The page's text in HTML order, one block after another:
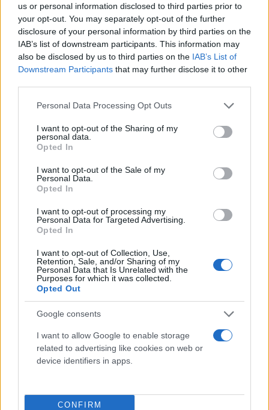
us or personal information disclosed to third parties prior to
your opt-out. You may separately opt-out of the further
disclosure of your personal information by third parties on the
IAB’s list of downstream participants. This information may
also be disclosed by us to third parties on the IAB’s List of
Downstream Participants that may further disclose it to other
Please note that this website/app uses one or more Google
not limited to your visit or usage behaviour. You may click to
grant or deny consent to Google and its third-party tags to
use your data for below specified purposes in below Google
consent section.
Personal Data Processing Opt Outs
I want to opt-out of the Sharing of my
personal data.
Opted In
I want to opt-out of the Sale of my
Personal Data.
Opted In
I want to opt-out of processing my
Personal Data for Targeted Advertising.
Opted In
I want to opt-out of Collection, Use,
Retention, Sale, and/or Sharing of my
Personal Data that Is Unrelated with the
Purposes for which it was collected.
Opted Out
Google consents
I want to allow Google to enable storage
related to advertising like cookies on web or
device identifiers in apps.
CONFIRM
Εξετάζουμε την πίεση των ελαστικών, τα υγρά
φρένων, λιπαντικών και ψύξης, καθώς και τη
λειτουργία φώτων και υαλοκαθαριστήρων.
Έχουμε πάντα μαζί μας τα απαραίτητα:
Πυροσβεστήρα, τρίγωνο, φαρμακείο, ανακλαστικό
γιλέκο και φακό.
Τοποθετούμε τις αποσκευές σωστά:
Τα βαριά
αντικείμενα στον χώρο αποσκευών, κοντά στα
καθίσματα και δεμένα. Δεν αφήνουμε ελεύθερα
αντικείμενα μέσα στην καμπίνα — σε απότομο
φρενάρισμα μπορεί να τραυματίσουν επιβάτες.